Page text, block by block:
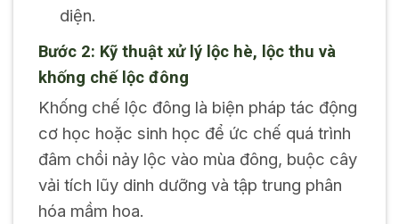
diện.
Bước 2: Kỹ thuật xử lý lộc hè, lộc thu và
khống chế lộc đông
Khống chế lộc đông là biện pháp tác động
cơ học hoặc sinh học để ức chế quá trình
đâm chồi nảy lộc vào mùa đông, buộc cây
vải tích lũy dinh dưỡng và tập trung phân
hóa mầm hoa.